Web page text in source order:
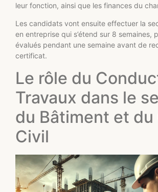
leur fonction, ainsi que les finances du
Les candidats vont ensuite effectuer la
en entreprise qui s’étend sur 8 semaines,
évalués pendant une semaine avant de
certificat.
Le rôle du
Travaux dans le
du Bâtiment et du
Civil